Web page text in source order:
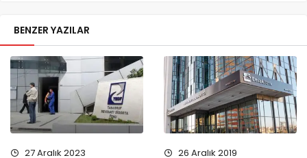
BENZER YAZILAR
27 Aralık 2023 26 Aralık 2019